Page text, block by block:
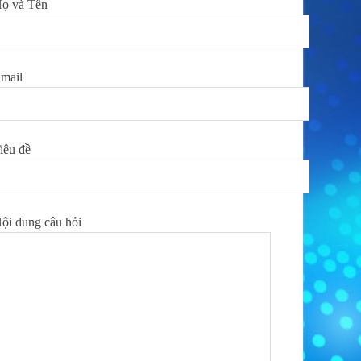
và Tên
đề
dung câu hỏi